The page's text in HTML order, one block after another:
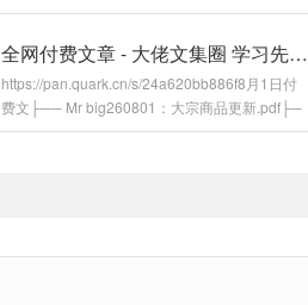
读新文的5大原则.pdf ├── 什么样的男人最让
管理.pdf ├── 冷局的策略空间260802给MBA
一节案例课 ：凯利公式在量化实盘中的应用.pdf
├──...
全网付费文章 - 大佬文集圈 学习先锋 精选研报 8月1日更新
https://pan.quark.cn/s/24a620bb886f8月1日付
费文├── Mr big260801：大宗商品更新.pdf├─
─ 专栏】石建军（石天方）：八月能够如期反弹